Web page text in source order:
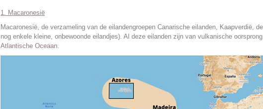
1. Macaronesië
Macaronesië, de verzameling van de eilandengroepen Canarische eilanden, Kaapverdië,
nog enkele kleine, onbewoonde eilandjes). Al deze eilanden zijn van vulkanische
Atlantische Oceaan.